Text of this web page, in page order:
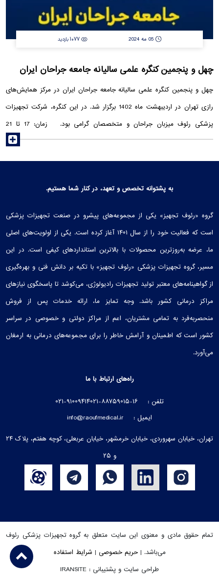
05 مه 2024 1077 بازدید
چهل و پنجمین کنگره علمی سالیانه جامعه جراحان ایران
چهل و پنجمین کنگره علمی سالیانه جامعه جراحان ایران در مرکز همایش‌های
رازی تهران در اردیبهشت ماه 1402 برگزار شد. در این کنگره، شرکت تجهیزات
پزشکی رئوف میزبان جراحان و متخصصان گرامی بود. زمان: 17 تا 21
اردیبهشت ماه 1403 مکان: تهران، مرکز همایش‌های رازی، طبقه همکف، غرفه
read more
به پشتوانه تخصص و تعهد، در کنار شما هستیم.
گروه «رئوف تجهیز» یکی از مجموعه‌های پیشرو در صنعت تجهیزات پزشکی
است که فعالیت خود را از سال ۱۴۰۱ آغاز کرده است. یکی از اولویت‌های اصلی
ما، عرضه به‌روزترین محصولات با بالاترین استانداردهای کیفی است. در این
مسیر، گروه تجهیزات پزشکی «رئوف تجهیز» با تکیه بر دانش فنی و بهره‌گیری
از گواهینامه‌های معتبر تولید تجهیزات رادیولوژی، می‌کوشد تا پاسخگوی نیازهای
مراکز درمانی کشور باشد. وجه تمایز ما، ارائه خدمات پس از فروش
منحصربه‌فرد به تمامی مشتریان، اعم از مراکز دولتی و خصوصی در سراسر
کشور است که اطمینان و آرامش خاطر را برای مجموعه‌های درمانی به ارمغان
می‌آورد.
راه‌های ارتباط با ما
تلفن : ۰۲۱-۸۸۷۵۹۰۱۵-۱۶۰۲۱-۹۱۰۰۹۴۱۴
ایمیل :
info@raoufmedical.ir
تهران، خیابان سهروردی، خیابان خرمشهر، خیابان عربعلی، کوچه هفتم، پلاک ۲۴
و ۲۵
تمام حقوق مادی و معنوی این سایت متعلق به گروه تجهیزات پزشکی رئوف
می‌باشد. |حریم خصوصی | شرایط استفاده
طراحی سایت و پشتیبانی : IRANSITE